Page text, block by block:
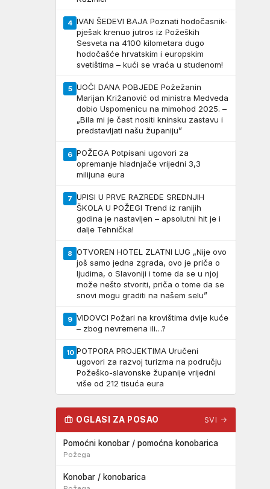
4 IVAN ŠEDEVI BAJA Poznati hodočasnik-
pješak krenuo jutros iz Požeških
Sesveta na 4100 kilometara dugo
hodočašće hrvatskim i europskim
svetištima – kući se vraća u studenom!
5 UOČI DANA POBJEDE Požežanin
Marijan Križanović od ministra Medveda
dobio Uspomenicu na mimohod 2025. –
„Bila mi je čast nositi kninsku zastavu i
predstavljati našu županiju”
6 POŽEGA Potpisani ugovori za
opremanje hladnjače vrijedni 3,3
milijuna eura
7 UPISI U PRVE RAZREDE SREDNJIH
ŠKOLA U POŽEGI Trend iz ranijih
godina je nastavljen – apsolutni hit je i
dalje Tehnička!
8 OTVOREN HOTEL ZLATNI LUG „Nije ovo
još samo jedna zgrada, ovo je priča o
ljudima, o Slavoniji i tome da se u njoj
može nešto stvoriti, priča o tome da se
snovi mogu graditi na našem selu”
9 VIDOVCI Požari na krovištima dvije kuće
– zbog nevremena ili…?
10 POTPORA PROJEKTIMA Uručeni
ugovori za razvoj turizma na području
Požeško-slavonske županije vrijedni
više od 212 tisuća eura
OGLASI ZA POSAO SVI →
Pomoćni konobar / pomoćna konobarica
Požega
Konobar / konobarica